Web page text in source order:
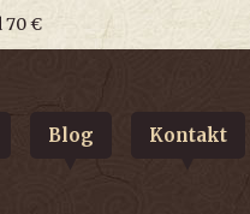
70 €
Blog Kontakt